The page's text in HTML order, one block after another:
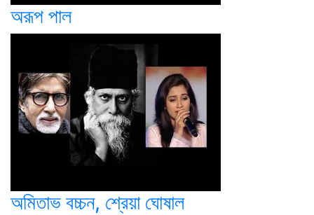
অরূপ পাল
অমিতাভ বচ্চন, শ্রেয়া ঘোষাল